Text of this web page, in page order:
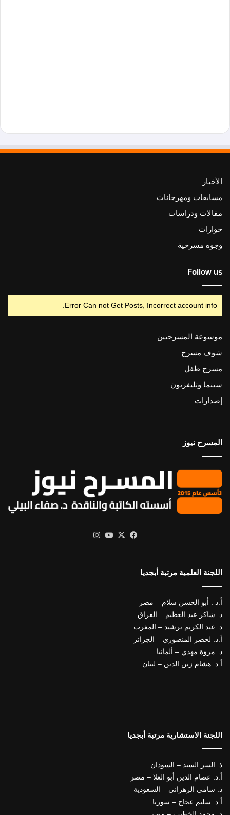
الأخبار
مسابقات ومهرجانات
مقالات ودراسات
حوارات
وجوه مسرحية
Follow us
Error Can not Get Posts, Incorrect account info.
موسوعة المسرحيين
شوف مسرح
مسرح طفل
سينما وتليفزيون
إصدارات
المسرح نيوز
فيسبوك
X يوتيوب
اللجنة العلمية مرتبة أبجديا
أ.د . أبو الحسن سلام – مصر
د. شاكر عبد العظيم – العراق
د. عبد الكريم برشيد – المغرب
أ.د. لخضر المنصوري – الجزائر
د. مروة مهدي – ألمانيا
أ.د. هشام زين الدين – لبنان
اللجنة الاستشارية مرتبة أبجديا
ذ. السر السيد – السودان
أ.د. عصام الدين أبو العلا – مصر
ذ. سامي الزهراني – السعودية
أ.د. سليم عجاج – سوريا